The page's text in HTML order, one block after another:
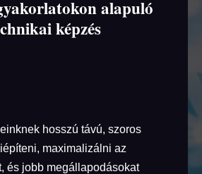
alapuló
képzés
hosszú távú, szoros
maximalizálni az
és jobb megállapodásokat